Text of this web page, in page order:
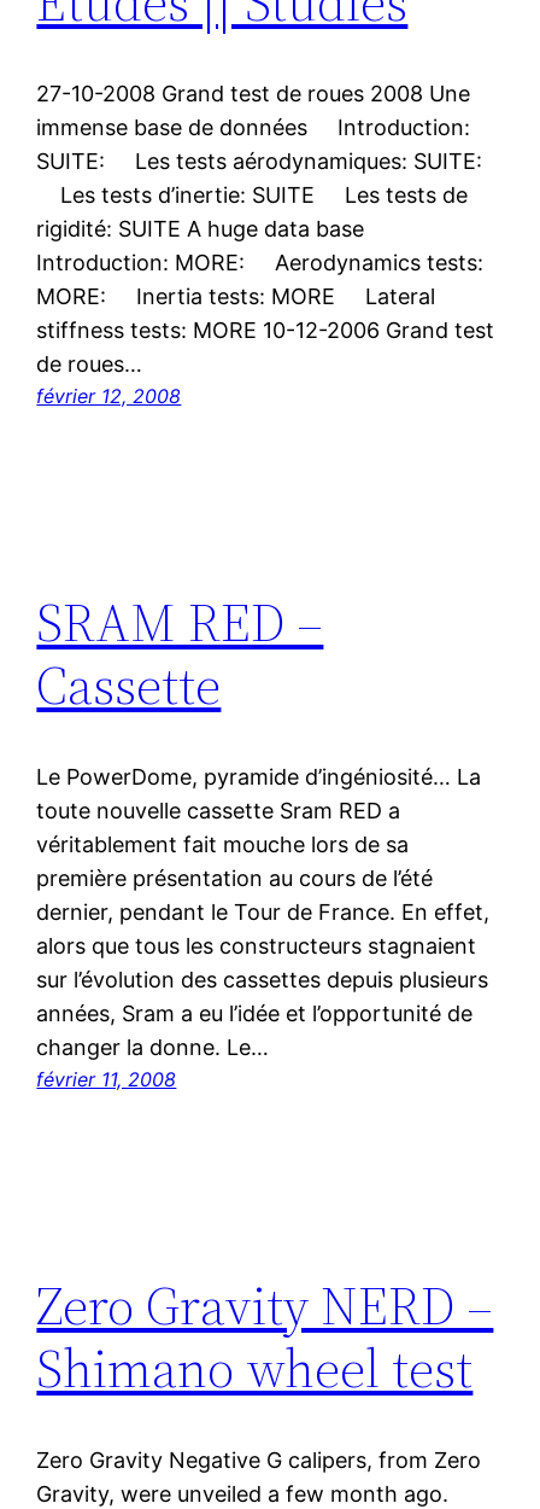
27-10-2008 Grand test de roues 2008 Une
immense base de données Introduction:
SUITE: Les tests aérodynamiques: SUITE:
Les tests d’inertie: SUITE Les tests de
rigidité: SUITE A huge data base
Introduction: MORE: Aerodynamics tests:
MORE: Inertia tests: MORE Lateral
stiffness tests: MORE 10-12-2006 Grand test
de roues…
février 12, 2008
SRAM RED –
Cassette
Le PowerDome, pyramide d’ingéniosité… La
toute nouvelle cassette Sram RED a
véritablement fait mouche lors de sa
première présentation au cours de l’été
dernier, pendant le Tour de France. En effet,
alors que tous les constructeurs stagnaient
sur l’évolution des cassettes depuis plusieurs
années, Sram a eu l’idée et l’opportunité de
changer la donne. Le…
février 11, 2008
Zero Gravity NERD –
Shimano wheel test
Zero Gravity Negative G calipers, from Zero
Gravity, were unveiled a few month ago.